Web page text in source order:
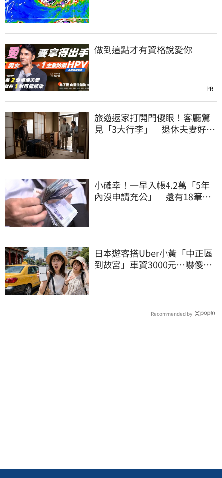
做到這點才有資格說愛你
PR
旅遊返家打開門傻眼！客廳驚
見「3大行李」 退休夫妻好心
小確幸！一早入帳4.2萬「5年
內沒申請充公」 還有18筆錢
日本遊客搭Uber小黃「中正區
到故宮」車資3000元…嚇傻：
Recommended by